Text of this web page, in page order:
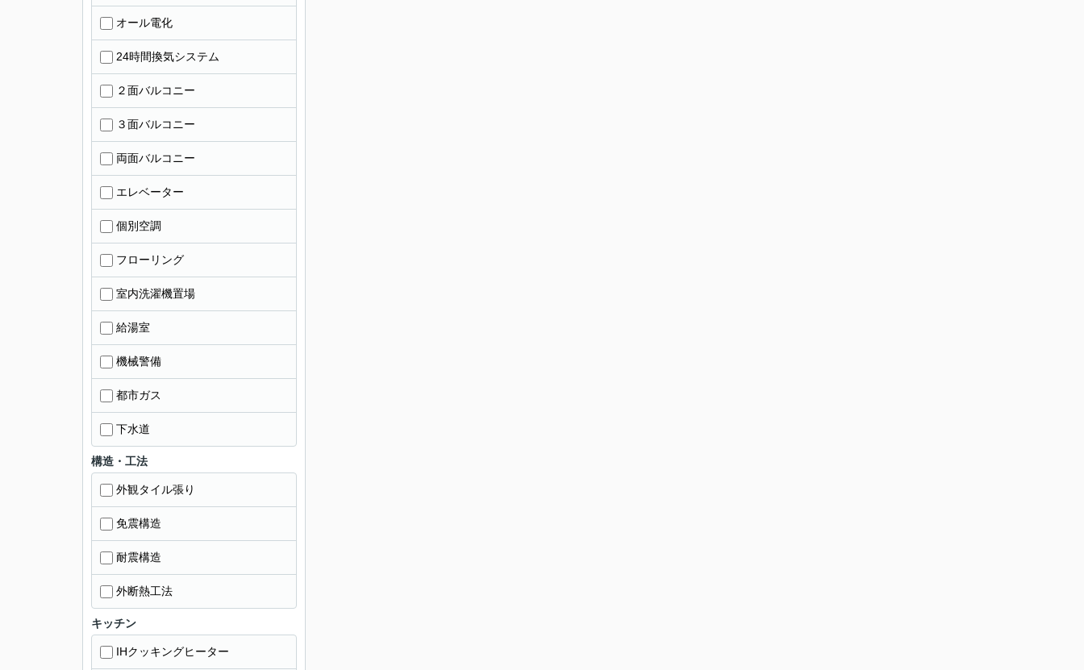
オール電化
24時間換気システム
２面バルコニー
３面バルコニー
両面バルコニー
エレベーター
個別空調
フローリング
室内洗濯機置場
給湯室
機械警備
都市ガス
下水道
構造・工法
外観タイル張り
免震構造
耐震構造
外断熱工法
キッチン
IHクッキングヒーター